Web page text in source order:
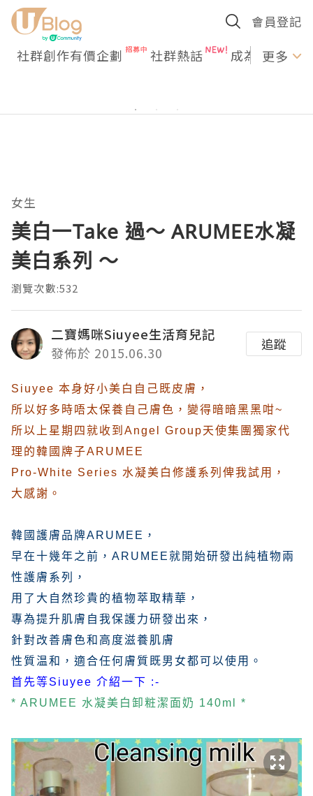
會員登記
社群創作有價企劃 社群熱話 成為U更多
女生
美白一Take 過～ ARUMEE水凝
美白系列 ～
瀏覽次數:532
二寶媽咪Siuyee生活育兒記
發佈於 2015.06.30
追蹤
Siuyee 本身好小美白自己既皮膚，
所以好多時唔太保養自己膚色，變得暗暗黑黑咁~
所以上星期四就收到Angel Group天使集團獨家代
理的韓國牌子ARUMEE
Pro-White Series 水凝美白修護系列俾我試用，
大感謝。
韓國護膚品牌ARUMEE，
早在十幾年之前，ARUMEE就開始研發出純植物兩
性護膚系列，
用了大自然珍貴的植物萃取精華，
專為提升肌膚自我保護力研發出來，
針對改善膚色和高度滋養肌膚
性質温和，適合任何膚質既男女都可以使用。
首先等Siuyee 介紹一下 :-
* ARUMEE 水凝美白卸粧潔面奶 140ml *